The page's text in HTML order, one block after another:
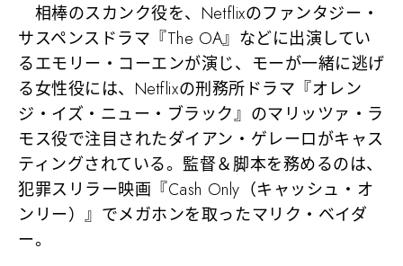
相棒のスカンク役を、Netflixのファンタジー・
サスペンスドラマ『The OA』などに出演してい
るエモリー・コーエンが演じ、モーが一緒に逃げ
る女性役には、Netflixの刑務所ドラマ『オレン
ジ・イズ・ニュー・ブラック』のマリッツァ・ラ
モス役で注目されたダイアン・ゲレーロがキャス
ティングされている。監督＆脚本を務めるのは、
犯罪スリラー映画『Cash Only（キャッシュ・オ
ンリー）』でメガホンを取ったマリク・ベイダ
ー。